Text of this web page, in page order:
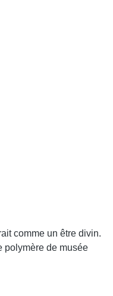
comme un être divin.
polymère de musée